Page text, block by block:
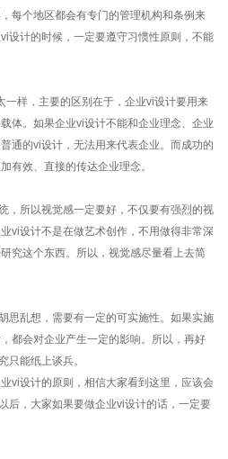
每个地区都会有专门的管理机构和条例来
设计的时候，一定要遵守习惯性原则，不能
样，主要的区别在于，企业vi设计要用来
体。如果企业vi设计不能和企业理念、企业
通的vi设计，无法用来代表企业。而成功的
有效、直接的传达企业理念。
所以视觉感一定要好，不仅要有强烈的视
vi设计不是在做艺术创作，不用做得非常深
究这个东西。所以，视觉感尽量看上去简
乱想，需要有一定的可实施性。如果实施
都会对企业产生一定的影响。所以，再好
只能纸上谈兵。
设计的原则，相信大家看到这里，应该会
后，大家如果要做企业vi设计的话，一定要